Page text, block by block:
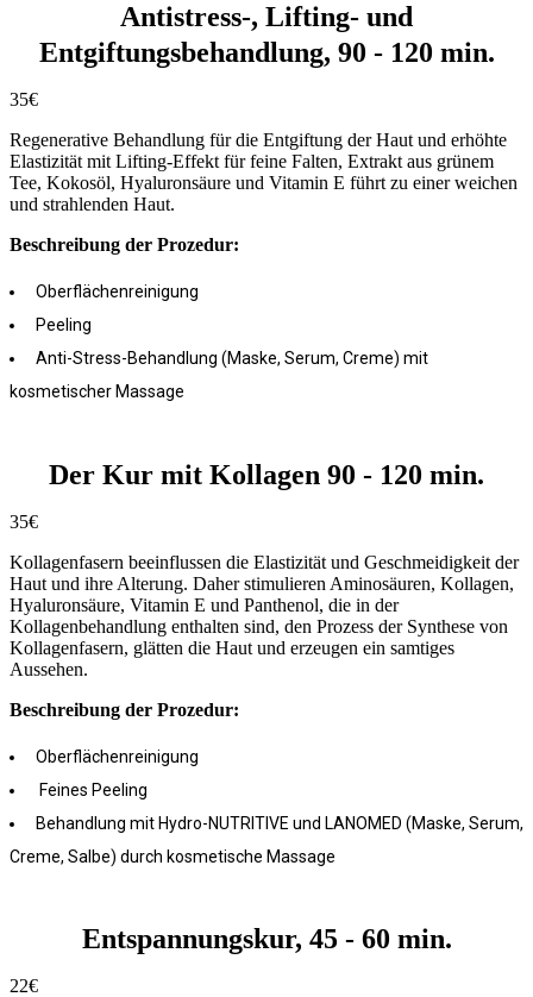
Antistress-, Lifting- und
Entgiftungsbehandlung, 90 - 120 min.
35€
Regenerative Behandlung für die Entgiftung der Haut und erhöhte
Elastizität mit Lifting-Effekt für feine Falten, Extrakt aus grünem
Tee, Kokosöl, Hyaluronsäure und Vitamin E führt zu einer weichen
und strahlenden Haut.
Beschreibung der Prozedur:
Oberflächenreinigung
Peeling
Anti-Stress-Behandlung (Maske, Serum, Creme) mit
kosmetischer Massage
Der Kur mit Kollagen 90 - 120 min.
35€
Kollagenfasern beeinflussen die Elastizität und Geschmeidigkeit der
Haut und ihre Alterung. Daher stimulieren Aminosäuren, Kollagen,
Hyaluronsäure, Vitamin E und Panthenol, die in der
Kollagenbehandlung enthalten sind, den Prozess der Synthese von
Kollagenfasern, glätten die Haut und erzeugen ein samtiges
Aussehen.
Beschreibung der Prozedur:
Oberflächenreinigung
Feines Peeling
Behandlung mit Hydro-NUTRITIVE und LANOMED (Maske, Serum,
Creme, Salbe) durch kosmetische Massage
Entspannungskur, 45 - 60 min.
22€